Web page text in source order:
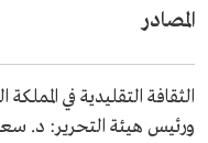
المصادر
الثقافة التقليدية في
ورئيس هيئة التحرير: د. سعد